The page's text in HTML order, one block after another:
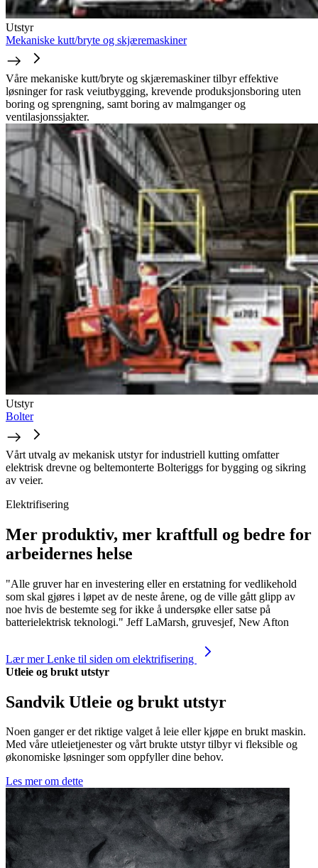
Utstyr
Mekaniske kutt/bryte og skjæremaskiner
Våre mekaniske kutt/bryte og skjæremaskiner tilbyr effektive
løsninger for rask veiutbygging, krevende produksjonsboring uten
boring og sprengning, samt boring av malmganger og
ventilasjonssjakter.
Utstyr
Bolter
Vårt utvalg av mekanisk utstyr for industriell kutting omfatter
elektrisk drevne og beltemonterte Bolteriggs for bygging og sikring
av veier.
Elektrifisering
Mer produktiv, mer kraftfull og bedre for
arbeidernes helse
"Alle gruver har en investering eller en erstatning for vedlikehold
som skal gjøres i løpet av de neste årene, og de ville gått glipp av
noe hvis de bestemte seg for ikke å undersøke eller satse på
batterielektrisk teknologi." Jeff LaMarsh, gruvesjef, New Afton
Lær merLenke til siden om elektrifisering
Utleie og brukt utstyr
Sandvik Utleie og brukt utstyr
Noen ganger er det riktige valget å leie eller kjøpe en brukt maskin.
Med våre utleietjenester og vårt brukte utstyr tilbyr vi fleksible og
økonomiske løsninger som oppfyller dine behov.
Les mer om dette